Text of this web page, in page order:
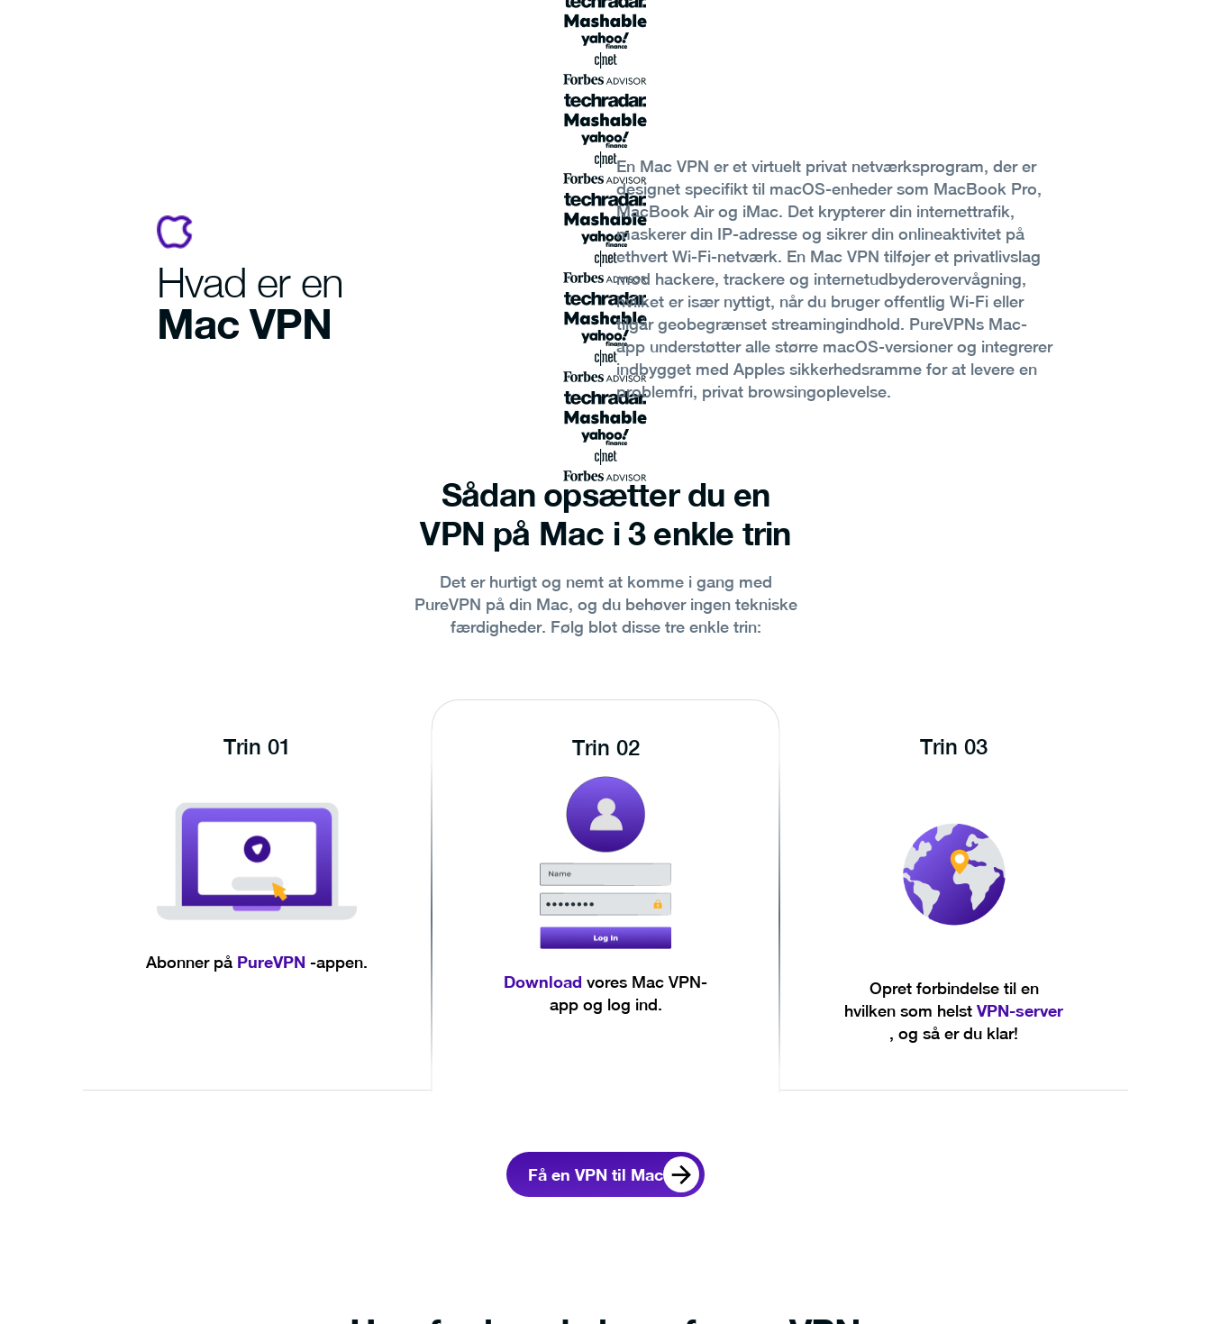
Hvad er en
Mac VPN
En Mac VPN er et virtuelt privat netværksprogram, der er
designet specifikt til macOS-enheder som MacBook Pro,
MacBook Air og iMac. Det krypterer din internettrafik,
maskerer din IP-adresse og sikrer din onlineaktivitet på
ethvert Wi-Fi-netværk. En Mac VPN tilføjer et privatlivslag
mod hackere, trackere og internetudbyderovervågning,
hvilket er især nyttigt, når du bruger offentlig Wi-Fi eller
tilgår geobegrænset streamingindhold. PureVPNs Mac-
app understøtter alle større macOS-versioner og integrerer
indbygget med Apples sikkerhedsramme for at levere en
problemfri, privat browsingoplevelse.
Sådan opsætter du en
VPN på Mac i 3 enkle trin
Det er hurtigt og nemt at komme i gang med
PureVPN på din Mac, og du behøver ingen tekniske
færdigheder. Følg blot disse tre enkle trin:
Trin 01
Abonner på PureVPN -appen.
Trin 02
Download vores Mac VPN-
app og log ind.
Trin 03
Opret forbindelse til en
hvilken som helstVPN-server
, og så er du klar!
Få en VPN til Mac